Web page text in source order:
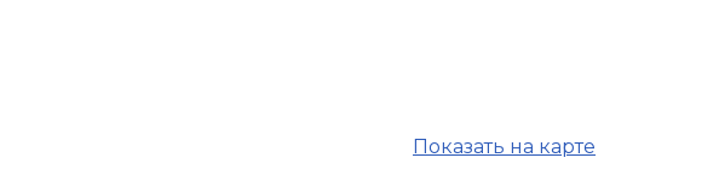
Показать на карте